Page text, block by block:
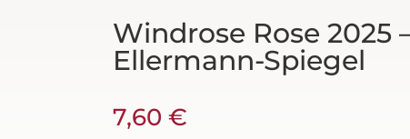
Windrose Rose 2025
Ellermann-Spiegel
7,60 €